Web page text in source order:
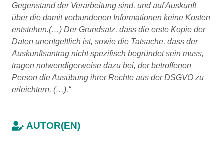
Gegenstand der Verarbeitung sind, und auf Auskunft
über die damit verbundenen Informationen keine Kosten
entstehen.(…) Der Grundsatz, dass die erste Kopie der
Daten unentgeltlich ist, sowie die Tatsache, dass der
Auskunftsantrag nicht spezifisch begründet sein muss,
tragen notwendigerweise dazu bei, der betroffenen
Person die Ausübung ihrer Rechte aus der DSGVO zu
erleichtern. (…).“
AUTOR(EN)